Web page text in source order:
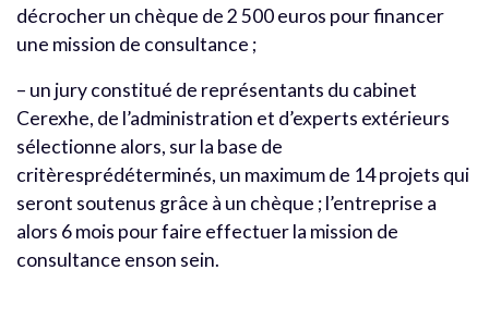
décrocher un chèque de 2 500 euros pour financer
une mission de consultance ;
– un jury constitué de représentants du cabinet
Cerexhe, de l’administration et d’experts extérieurs
sélectionne alors, sur la base de
critèresprédéterminés, un maximum de 14 projets qui
seront soutenus grâce à un chèque ; l’entreprise a
alors 6 mois pour faire effectuer la mission de
consultance enson sein.